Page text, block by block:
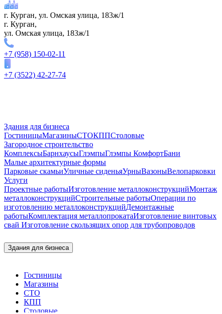
г. Курган, ул. Омская улица, 183ж/1
г. Курган,
ул. Омская улица, 183ж/1
+7 (958) 150-02-11
+7 (3522) 42-27-74
Здания для бизнеса
ГостиницыМагазиныСТОКППСтоловые
Загородное строительство
КомплексыБарнхаусыГлэмпыГлэмпы КомфортБани
Малые архитектурные формы
Парковые скамьиУличные сиденьяУрныВазоныВелопарковки
Услуги
Проектные работыИзготовление металлоконструкцийМонтаж
металлоконструкцийСтроительные работыОперации по
изготовлению металлоконструкцийДемонтажные
работыКомплектация металлопрокатаИзготовление винтовых
свай Изготовление скользящих опор для трубопроводов
Здания для бизнеса
Гостиницы
Магазины
СТО
КПП
Столовые